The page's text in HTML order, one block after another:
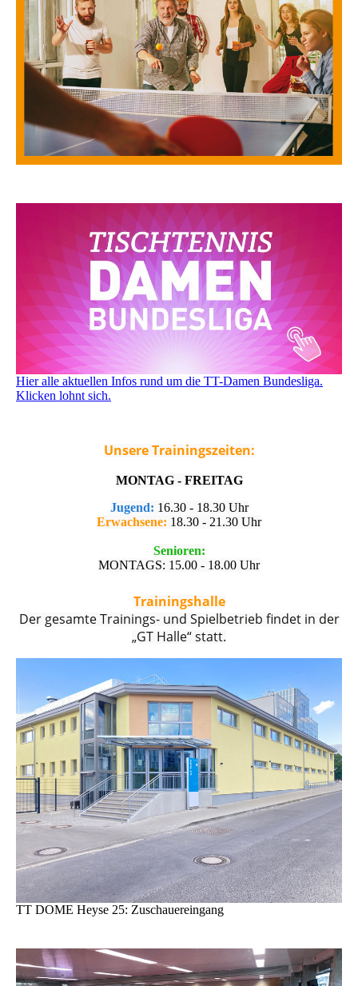
Hier alle aktuellen Infos rund um die TT-Damen Bundesliga.
Klicken lohnt sich.
Unsere Trainingszeiten:
MONTAG - FREITAG
Jugend: 16.30 - 18.30 Uhr
Erwachsene: 18.30 - 21.30 Uhr
Senioren:
MONTAGS: 15.00 - 18.00 Uhr
Trainingshalle
Der gesamte Trainings- und Spielbetrieb findet in der
„GT Halle“ statt.
TT DOME Heyse 25: Zuschauereingang